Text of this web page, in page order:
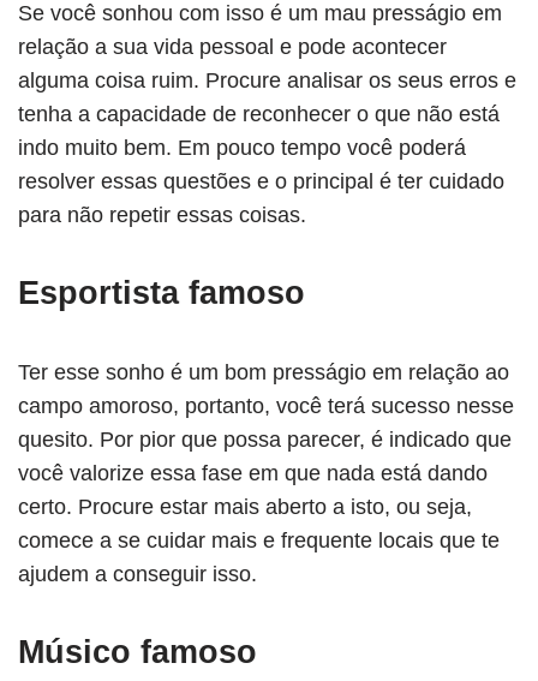
Se você sonhou com isso é um mau presságio em
relação a sua vida pessoal e pode acontecer
alguma coisa ruim. Procure analisar os seus erros e
tenha a capacidade de reconhecer o que não está
indo muito bem. Em pouco tempo você poderá
resolver essas questões e o principal é ter cuidado
para não repetir essas coisas.
Esportista famoso
Ter esse sonho é um bom presságio em relação ao
campo amoroso, portanto, você terá sucesso nesse
quesito. Por pior que possa parecer, é indicado que
você valorize essa fase em que nada está dando
certo. Procure estar mais aberto a isto, ou seja,
comece a se cuidar mais e frequente locais que te
ajudem a conseguir isso.
Músico famoso